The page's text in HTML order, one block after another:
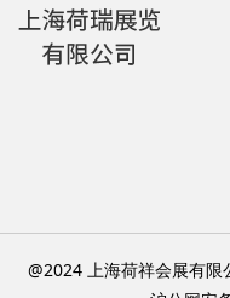
@2024 上海荷祥会展有